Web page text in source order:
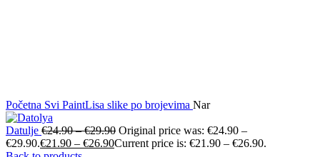
Početna Svi PaintLisa slike po brojevima Nar
Datulje €24.90–€29.90 Original price was: €24.90 –
€29.90.€21.90 – €26.90Current price is: €21.90 – €26.90.